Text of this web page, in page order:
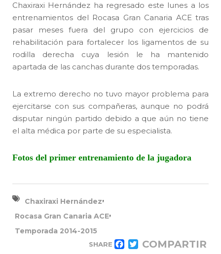
Chaxiraxi Hernández ha regresado este lunes a los
entrenamientos del Rocasa Gran Canaria ACE tras
pasar meses fuera del grupo con ejercicios de
rehabilitación para fortalecer los ligamentos de su
rodilla derecha cuya lesión le ha mantenido
apartada de las canchas durante dos temporadas.
La extremo derecho no tuvo mayor problema para
ejercitarse con sus compañeras, aunque no podrá
disputar ningún partido debido a que aún no tiene
el alta médica por parte de su especialista.
Fotos del primer entrenamiento de la jugadora
Chaxiraxi Hernández,
Rocasa Gran Canaria ACE,
Temporada 2014-2015
SHARE FACEBOOK
TWITTER
COMPARTIR